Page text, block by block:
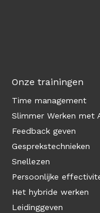
Onze trainingen
Time management
Slimmer Werken met
Feedback geven
Gesprekstechnieken
Snellezen
Persoonlijke
Het hybride werken
Leidinggeven